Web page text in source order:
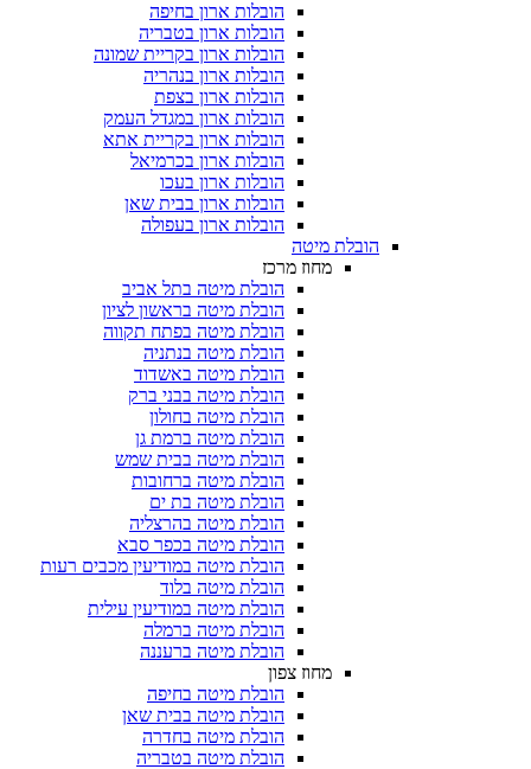
הובלות ארון בחיפה
הובלות ארון בטבריה
הובלות ארון בקריית שמונה
הובלות ארון בנהריה
הובלות ארון בצפת
הובלות ארון במגדל העמק
הובלות ארון בקריית אתא
הובלות ארון בכרמיאל
הובלות ארון בבית שאן
הובלות ארון בעפולה
הובלת מיטה בתל אביב
הובלת מיטה בראשון לציון
הובלת מיטה בפתח תקווה
הובלת מיטה בנתניה
הובלת מיטה באשדוד
הובלת מיטה בבני ברק
הובלת מיטה בחולון
הובלת מיטה ברמת גן
הובלת מיטה בבית שמש
הובלת מיטה ברחובות
הובלת מיטה בת ים
הובלת מיטה בהרצליה
הובלת מיטה בכפר סבא
הובלת מיטה במודיעין מכבים רעות
הובלת מיטה במודיעין עילית
הובלת מיטה ברמלה
הובלת מיטה ברעננה
הובלת מיטה בחיפה
הובלת מיטה בבית שאן
הובלת מיטה בחדרה
הובלת מיטה בטבריה